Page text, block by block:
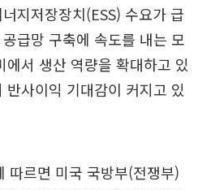
지저장장치(ESS) 수요가 급
급망 구축에 속도를 내는 모
서 생산 역량을 확대하고 있
사이익 기대감이 커지고 있
따르면 미국 국방부(전쟁부)